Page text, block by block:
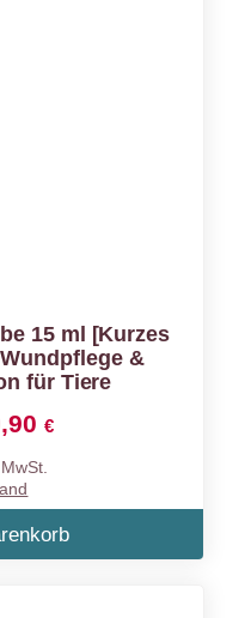
15 ml [Kurzes
&
für Tiere
€
€Aktueller
9,90 €.